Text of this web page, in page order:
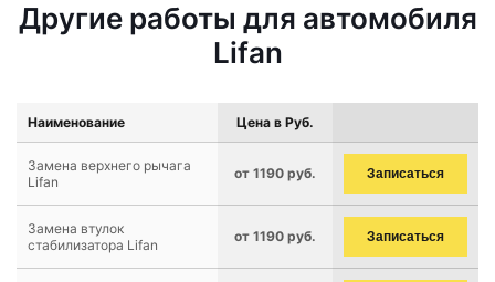
Другие работы для автомобиля
Lifan
Наименование Цена в Руб.
Замена верхнего рычага
Lifan
от 1190 руб. Записаться
Замена втулок
стабилизатора Lifan
от 1190 руб. Записаться